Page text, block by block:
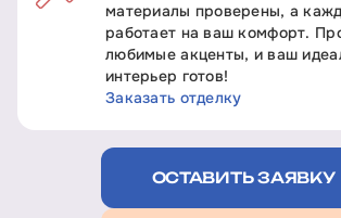
материалы проверены, а
работает на ваш комфорт.
любимые акценты, и ваш
интерьер готов!
Заказать отделку
ОСТАВИТЬ ЗАЯВКУ